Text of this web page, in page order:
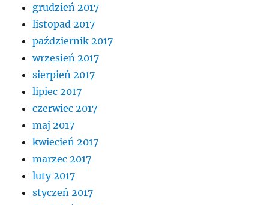
grudzień 2017
listopad 2017
październik 2017
wrzesień 2017
sierpień 2017
lipiec 2017
czerwiec 2017
maj 2017
kwiecień 2017
marzec 2017
luty 2017
styczeń 2017